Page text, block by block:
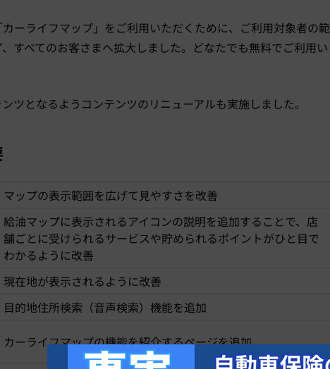
ーライフマップ」をご利用いただくために、ご利用対象者の範
すべてのお客さまへ拡大しました。どなたでも無料でご利用い
ツとなるようコンテンツのリニューアルも実施しました。
マップの表示範囲を広げて見やすさを改善
給油マップに表示されるアイコンの説明を追加することで、店
舗ごとに受けられるサービスや貯められるポイントがひと目で
わかるように改善
現在地が表示されるように改善
目的地住所検索（音声検索）機能を追加
カーライフマップの機能を紹介するページを追加